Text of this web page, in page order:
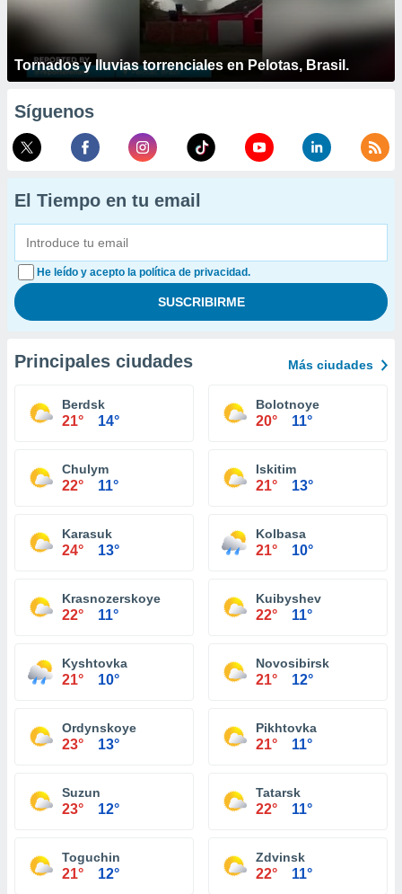
Tornados y lluvias torrenciales en Pelotas, Brasil.
Síguenos
El Tiempo en tu email
He leído y acepto la política de privacidad.
Principales ciudades Más ciudades
Berdsk
21° 14°
Bolotnoye
20° 11°
Chulym
22° 11°
Iskitim
21° 13°
Karasuk
24° 13°
Kolbasa
21° 10°
Krasnozerskoye
22° 11°
Kuibyshev
22° 11°
Kyshtovka
21° 10°
Novosibirsk
21° 12°
Ordynskoye
23° 13°
Pikhtovka
21° 11°
Suzun
23° 12°
Tatarsk
22° 11°
Toguchin
21° 12°
Zdvinsk
22° 11°